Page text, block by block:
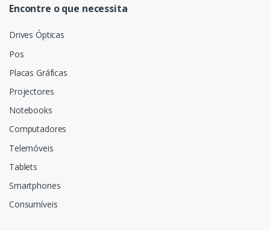
Encontre o que necessita
Drives Ópticas
Pos
Placas Gráficas
Projectores
Notebooks
Computadores
Telemóveis
Tablets
Smartphones
Consumíveis